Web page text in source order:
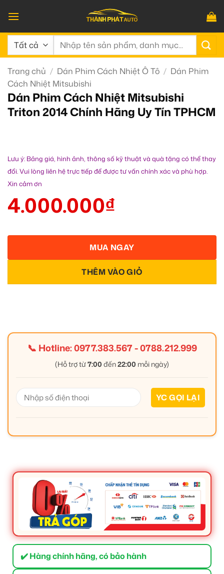
qua
nội
dung
Tìm
Trang chủ / Dán Phim Cách Nhiệt Ô Tô / Dán Phim
Cách Nhiệt Mitsubishi
Dán Phim Cách Nhiệt Mitsubishi
Triton 2014 Chính Hãng Uy Tín TPHCM
Lưu ý: Bảng giá, hình ảnh, thông số kỹ thuật và quà tặng có thể thay
đổi. Vui lòng liên hệ trực tiếp để được tư vấn chính xác và phù hợp.
Xin cảm ơn
4.000.000₫
THÊM VÀO GIỎ
MUA NGAY
📞 Hotline:0977.383.567-0788.212.999
(Hỗ trợ từ7:00 đến22:00 mỗi ngày)
✔️ Hàng chính hãng, có bảo hành